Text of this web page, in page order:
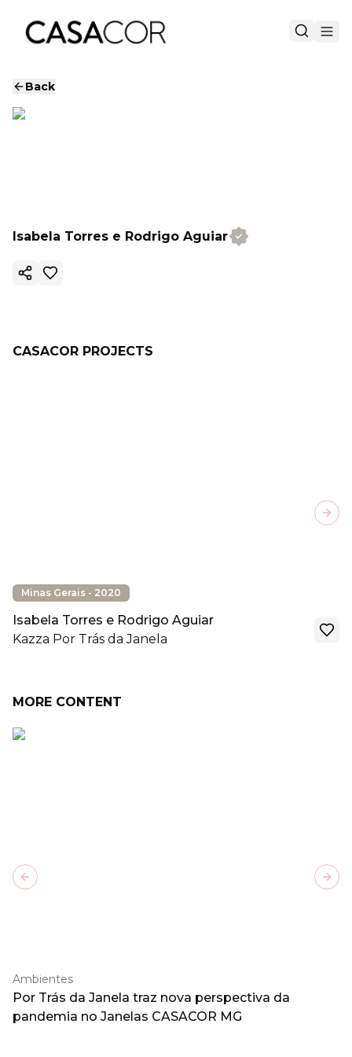
Back
Isabela Torres e Rodrigo Aguiar
Copy ink
CASACOR PROJECTS
Minas Gerais - 2020
Isabela Torres e Rodrigo Aguiar
Kazza Por Trás da Janela
MORE CONTENT
Ambientes
Por Trás da Janela traz nova perspectiva da
pandemia no Janelas CASACOR MG
Previous slide